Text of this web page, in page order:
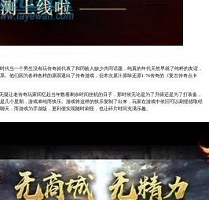
代当一个男生没有玩传奇就代表了和同龄人缺少共同话题，纯真的年代天然早就了纯粹的友谊，
。他们因为各种各样的原因退出了传奇游戏，但本次原汁原味还原1.76传奇的《复古传奇点卡
疑让老传奇玩家回忆起当年数着剩余时间挂机的日子，那时候无论是为了升级还是为了打装备，
几个星期，游戏单纯而快乐。游戏将这样的快乐复制了出来，玩家在游戏中依旧可以刷怪猎取经
，而游戏为手游版，更利便实现随时刷怪，也让碎片时间充满乐趣。